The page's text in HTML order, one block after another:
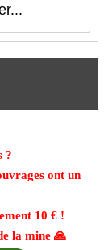
?
ont un
10 €!
la mine 🙏